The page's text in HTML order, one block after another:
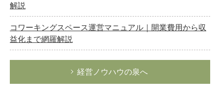
解説
コワーキングスペース運営マニュアル｜開業費用から収
益化まで網羅解説
経営ノウハウの泉へ